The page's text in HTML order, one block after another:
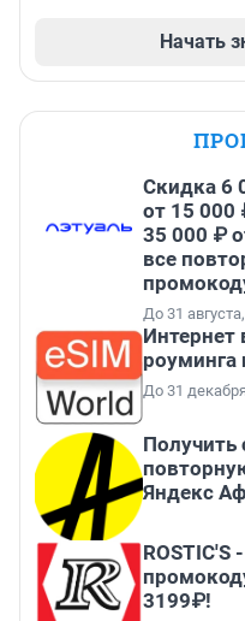
Начать
Скидка 6
от 15 000
35 000 ₽
все
До 31
Интернет
роуминга
До 31
Получить
Яндекс
ROSTIC'S
3199₽!